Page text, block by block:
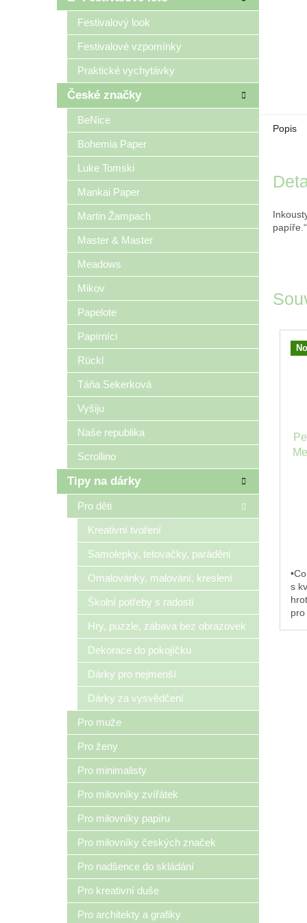
Festivalový look
Festivalové vzpomínky
Praktické vychytávky
České značky
BeNice
Bohemia Paper
Luke Tomski
Mankai Paper
Martin Žampach
Master & Master
Meadows
Mikov
Papelote
Papírníci
Rückl
Táňa Sekerková
Vyšiju
Naše republika
Scrollino
Tipy na dárky
Pro děti
Kreativní tvoření
Samolepky, tetovačky, parádění
Omalovánky, malování, kreslení
Školní potřeby s radostí
Hry, puzzle, zábava bez obrazovek
Dekorace do pokojíčku
Dárky pro nejmenší
Dárky za vysvědčení
Pro muže
Pro ženy
Pro minimalisty
Pro milovníky zvířátek
Pro milovníky papíru
Pro milovníky českých značek
Pro nadšence do skládání
Pro kreativní duše
Pro architekty a grafiky
s
Popis
papíře.“